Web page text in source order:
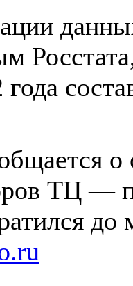
ТЦ —